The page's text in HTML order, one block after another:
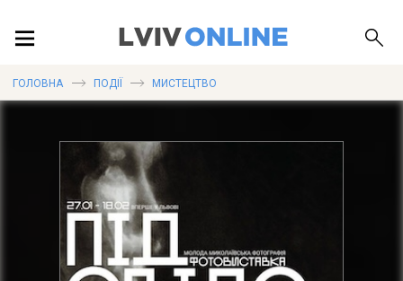
ПУБЛІКАЦІЇ
ГОЛОВНА ПОДІЇ МИСТЕЦТВО